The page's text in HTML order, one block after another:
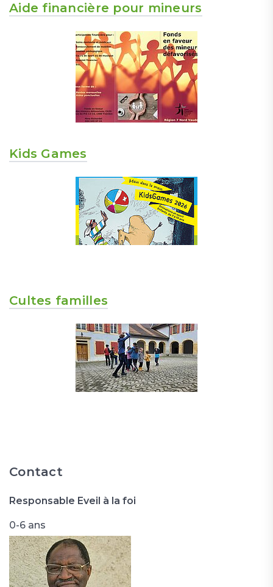
Aide financière pour mineurs
Kids Games
Cultes familles
Contact
Responsable Eveil à la foi
0-6 ans